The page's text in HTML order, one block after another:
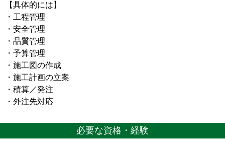
【具体的には】
・工程管理
・安全管理
・品質管理
・予算管理
・施工図の作成
・施工計画の立案
・積算／発注
・外注先対応
必要な資格・経験